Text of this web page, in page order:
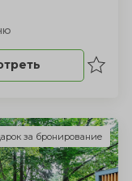
за бронирование